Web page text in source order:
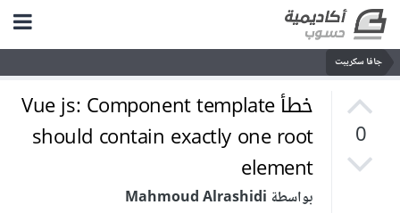
جافا سكريبت
0
خطأ Vue js: Component template
should contain exactly one root
element
بواسطة Mahmoud Alrashidi